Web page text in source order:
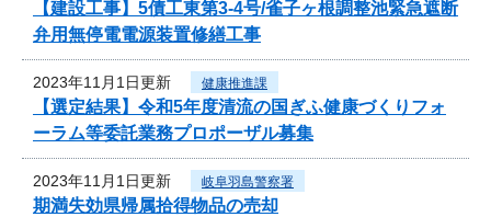
【建設工事】5債工東第3-4号/雀子ヶ根調整池緊急遮断
弁用無停電電源装置修繕工事
2023年11月1日更新 健康推進課
【選定結果】令和5年度清流の国ぎふ健康づくりフォ
ーラム等委託業務プロポーザル募集
2023年11月1日更新 岐阜羽島警察署
期満失効県帰属拾得物品の売却